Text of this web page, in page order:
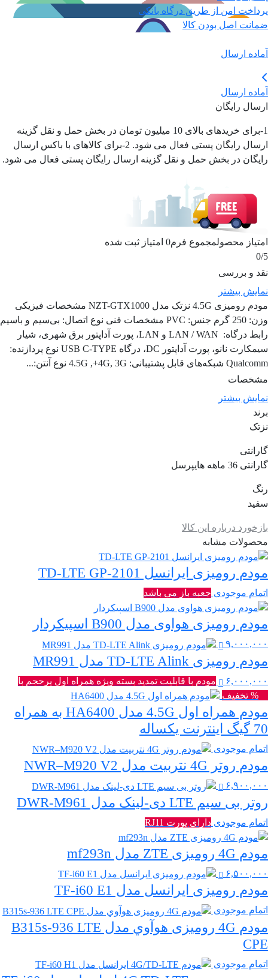
پرداخت امن از طریق درگاه بانکی
ضمانت اصل بودن کالا
آماده ارسال
آماده ارسال
ارسال رایگان
1-برای خریدهای بالای 10 میلیون تومان در بخش حمل و نقل گزینه
ارسال رایگان پستی فعال می شود. 2-برای کالاهای با باکس ارسال
رایگان در بخش حمل و نقل گزینه ارسال رایگان پستی فعال می شود.
امتیاز محصولمجموع فرم0 امتیاز ثبت شده
0/5
نقد و بررسی
نمایش بیشتر
مودم رومیزی 4.5G نزتک مدل NZT-GTX1000 مشخصات فیزیکی
وزن: 250 گرم جنس: PVC مشخصات فنی نوع اتصال: بی‌سیم و باسیم
رابط درگاه: LAN / WAN و LAN، پورت آداپتور برق شهری، شیار
سیمکارت نانو، پورت آداپتور DC، درگاه USB C-TYPE نوع پردازنده:
Qualcomm شبکه‌های قابل پشتیبانی: 4.5G ,+4G, 3G نوع آنتن:...
مشخصات
نمایش بیشتر
برند
نزتک
گارانتی
گارانتی 36 ماهه هایپرسل
رنگ
سفید
بازخورد درباره این کالا
محصولات مشابه
مودم رومیزی ایرانسل TD-LTE GP-2101
اتمام موجودی جعبه باز می باشد
مودم رومیزی هواوی مدل B900 اسپیکردار
۹,۰۰۰,۰۰۰
مودم رومیزی TD-LTE Alink مدل MR991
۶,۰۰۰,۰۰۰
مودم با قابلیت تمدید بسته ویژه همراه اول پرحجم با
مودم همراه اول 4.5G مدل HA6400 به همراه
70 گیگ اینترنت یکساله
اتمام موجودی
مودم روتر 4G نتربیت مدل NWR–M920 V2
۶,۹۰۰,۰۰۰
روتر بی سیم LTE دی-لینک مدل DWR-M961
اتمام موجودی دارای پورت RJ11
مودم 4G رومیزی ZTE مدل mf293n
۶,۵۰۰,۰۰۰
مودم رومیزی ایرانسل مدل TF-i60 E1
اتمام موجودی
مودم 4G رومیزی هوآوي مدل B315s-936 LTE
CPE
اتمام موجودی